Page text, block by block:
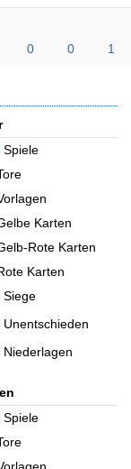
0 0 1
Spiele
Karten
Rote Karten
Karten
Siege
Unentschieden
Niederlagen
Spiele